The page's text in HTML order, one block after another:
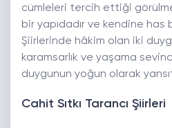
cümleleri tercih ettiği
bir yapıdadır ve kendine has
Şiirlerinde hâkim olan iki
karamsarlık ve yaşama
duygunun yoğun olarak
Cahit Sıtkı Tarancı Şiirleri